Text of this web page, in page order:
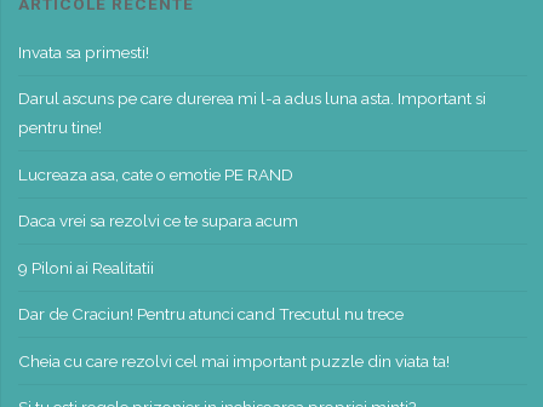
ARTICOLE RECENTE
Invata sa primesti!
Darul ascuns pe care durerea mi l-a adus luna asta. Important si
pentru tine!
Lucreaza asa, cate o emotie PE RAND
Daca vrei sa rezolvi ce te supara acum
9 Piloni ai Realitatii
Dar de Craciun! Pentru atunci cand Trecutul nu trece
Cheia cu care rezolvi cel mai important puzzle din viata ta!